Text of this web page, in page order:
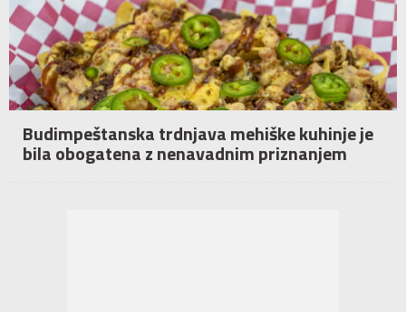
Budimpeštanska trdnjava mehiške kuhinje je
bila obogatena z nenavadnim priznanjem